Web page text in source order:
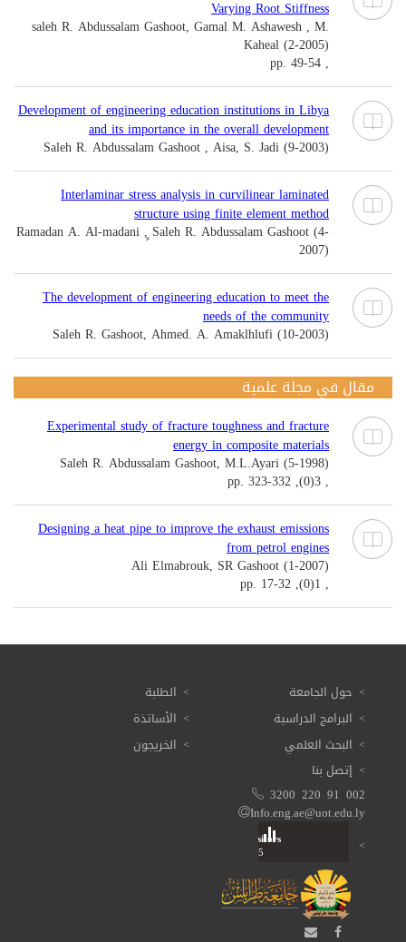
Varying Root Stiffness
saleh R. Abdussalam Gashoot, Gamal M. Ashawesh , M.
Kaheal (2-2005)
, pp. 49-54
Development of engineering education institutions in Libya
and its importance in the overall development
Saleh R. Abdussalam Gashoot , Aisa, S. Jadi (9-2003)
Interlaminar stress analysis in curvilinear laminated
structure using finite element method
Ramadan A. Al-madani , ٍSaleh R. Abdussalam Gashoot (4-
2007)
The development of engineering education to meet the
needs of the community
Saleh R. Gashoot, Ahmed. A. Amaklhlufi (10-2003)
مقال في مجلة علمية
Experimental study of fracture toughness and fracture
energy in composite materials
Saleh R. Abdussalam Gashoot, M.L.Ayari (5-1998)
, 3(0), pp. 323-332
Designing a heat pipe to improve the exhaust emissions
from petrol engines
Ali Elmabrouk, SR Gashoot (1-2007)
, 1(0), pp. 17-32
حول الجامعة
البرامج الدراسية
البحث العلمي
الطلبة
الأساتذة
الخريجون
إتصل بنا
3200 220 91 002
Info.eng.ae@uot.edu.ly
Total: 3 620 665
Visitors